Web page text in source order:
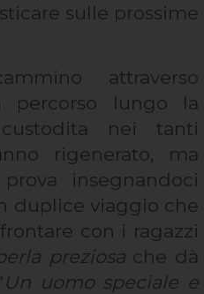
sulle prossime
attraverso
percorso lungo la
nei tanti
rigenerato, ma
insegnandoci
duplice viaggio che
con i ragazzi
preziosache dà
Un uomo speciale e